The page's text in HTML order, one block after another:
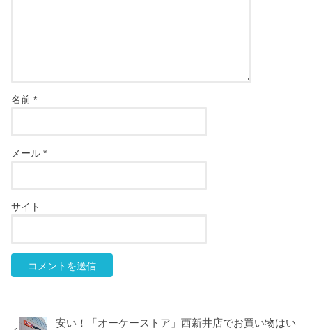
名前*
メール*
サイト
安い！「オーケーストア」西新井店でお買い物はい